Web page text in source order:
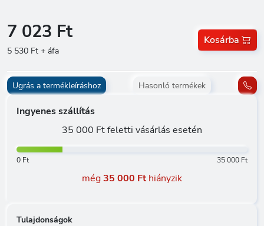
7 023 Ft
5 530 Ft + áfa
Kosárba
Ugrás a termékleíráshoz Hasonló termékek
Ingyenes szállítás
35 000 Ft feletti vásárlás esetén
0 Ft 35 000 Ft
még35 000 Fthiányzik
Tulajdonságok